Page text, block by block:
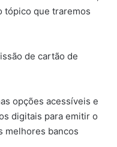
tópico que traremos
de cartão de
opções acessíveis e
digitais para emitir o
melhores bancos